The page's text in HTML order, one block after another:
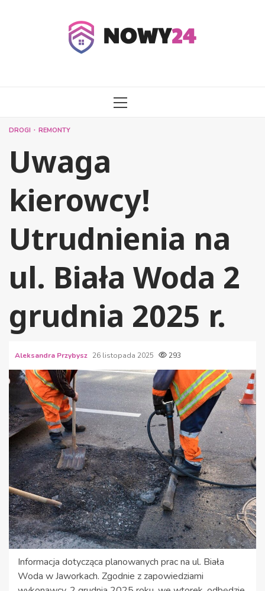
MENU
DROGI REMONTY
Uwaga
kierowcy!
Utrudnienia na
ul. Biała Woda 2
grudnia 2025 r.
Aleksandra Przybysz 26 listopada 2025 293
Informacja dotycząca planowanych prac na ul. Biała
Woda w Jaworkach. Zgodnie z zapowiedziami